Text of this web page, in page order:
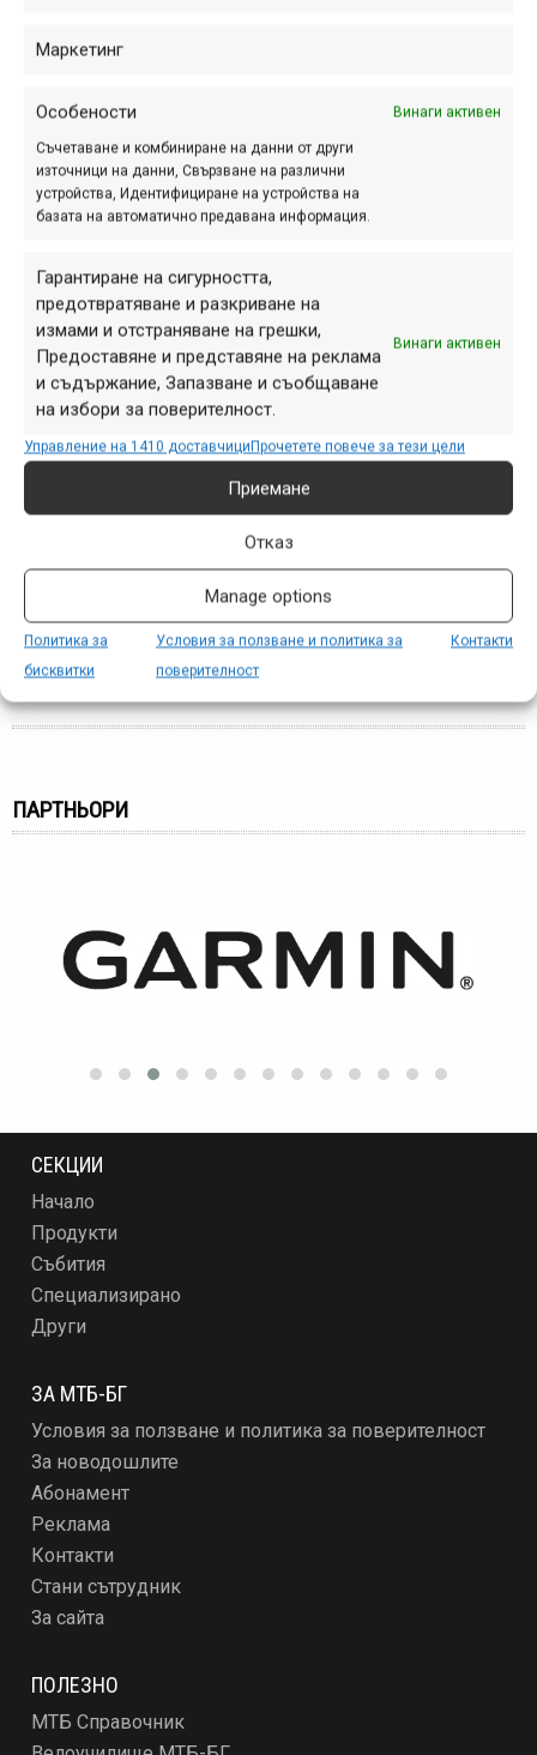
Маркетинг
Особености Винаги активен
Съчетаване и комбиниране на данни от други
източници на данни, Свързване на различни
устройства, Идентифициране на устройства на
базата на автоматично предавана информация.
Гарантиране на сигурността,
предотвратяване и разкриване на
измами и отстраняване на грешки,
Предоставяне и представяне на реклама
и съдържание, Запазване и съобщаване
на избори за поверителност.
Винаги активен
Управление на 1410 доставчициПрочетете повече за тези цели
Приемане
Отказ
Manage options
Политика за
бисквитки
Условия за ползване и политика за
поверителност
Контакти
При младежите до 19 години Димитър Мазнейков
сред българите, а Велин Дойчев остана на 39 място.
В категорията Pro U17 Божидар Илиев е на 19 място, а
Роберто Василев е три позиции след него, т.е. и двамата
са в средата на класирането.
Следващият кръг е чак в Норвегия, което е доста далеч
от нас и не съм сигурен дали ще има българска група, но
да видим…
Реклама
iXS European Downhill Cup
Велин Дойчев,Деница Тошева,димитър мазнейков,
роберто василев
Стивиан Гатев
Навигация
Предишна
ПАРТНЬОРИ
СЕКЦИИ
Начало
Продукти
Събития
Специализирано
Други
ЗА МТБ-БГ
Условия за ползване и политика за поверителност
За новодошлите
Абонамент
Реклама
Контакти
Стани сътрудник
За сайта
ПОЛЕЗНО
МТБ Справочник